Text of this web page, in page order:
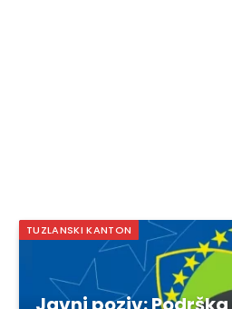
TUZLANSKI KANTON